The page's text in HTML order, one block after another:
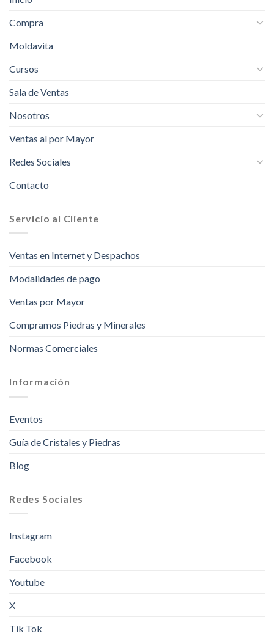
Compra
Moldavita
Cursos
Sala de Ventas
Nosotros
Ventas al por Mayor
Redes Sociales
Contacto
Servicio al Cliente
Ventas en Internet y Despachos
Modalidades de pago
Ventas por Mayor
Compramos Piedras y Minerales
Normas Comerciales
Información
Eventos
Guía de Cristales y Piedras
Blog
Redes Sociales
Instagram
Facebook
Youtube
X
Tik Tok